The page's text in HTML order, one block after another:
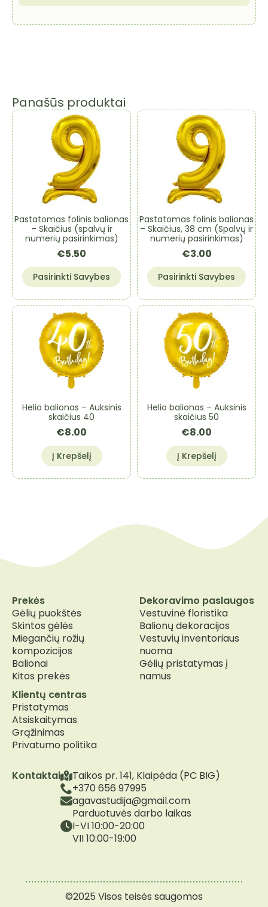
Panašūs produktai
Pastatomas folinis balionas
– Skaičius (spalvų ir
numerių pasirinkimas)
€5.50
Pasirinkti Savybes
This
product
has
multiple
variants.
The
options
may
the
product
Pastatomas folinis balionas
– Skaičius, 38 cm (Spalvų ir
numerių pasirinkimas)
€3.00
Pasirinkti Savybes
This
product
has
multiple
variants.
The
options
may
the
product
Helio balionas – Auksinis
skaičius 40
€8.00
Į Krepšelį
Helio balionas – Auksinis
skaičius 50
€8.00
Į Krepšelį
Kontaktai
Taikos pr. 141, Klaipėda (PC BIG)
+370 656 97995
agavastudija@gmail.com
Parduotuvės darbo laikas
I-VI 10:00-20:00
VII 10:00-19:00
Prekės
Gėlių puokštės
Skintos gėlės
Miegančių rožių
kompozicijos
Balionai
Kitos prekės
Dekoravimo paslaugos
Vestuvinė floristika
Balionų dekoracijos
Vestuvių inventoriaus
nuoma
Gėlių pristatymas į
namus
Klientų centras
Pristatymas
Atsiskaitymas
Grąžinimas
Privatumo politika
©2025 Visos teisės saugomos